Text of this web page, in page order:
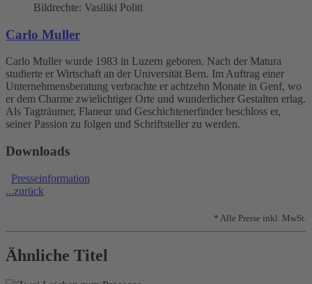
Bildrechte: Vasiliki Politi
Carlo Muller
Carlo Muller wurde 1983 in Luzern geboren. Nach der Matura
studierte er Wirtschaft an der Universität Bern. Im Auftrag einer
Unternehmensberatung verbrachte er achtzehn Monate in Genf, wo
er dem Charme zwielichtiger Orte und wunderlicher Gestalten erlag.
Als Tagträumer, Flaneur und Geschichtenerfinder beschloss er,
seiner Passion zu folgen und Schriftsteller zu werden.
Downloads
Presseinformation
...zurück
* Alle Preise inkl. MwSt.
Ähnliche Titel